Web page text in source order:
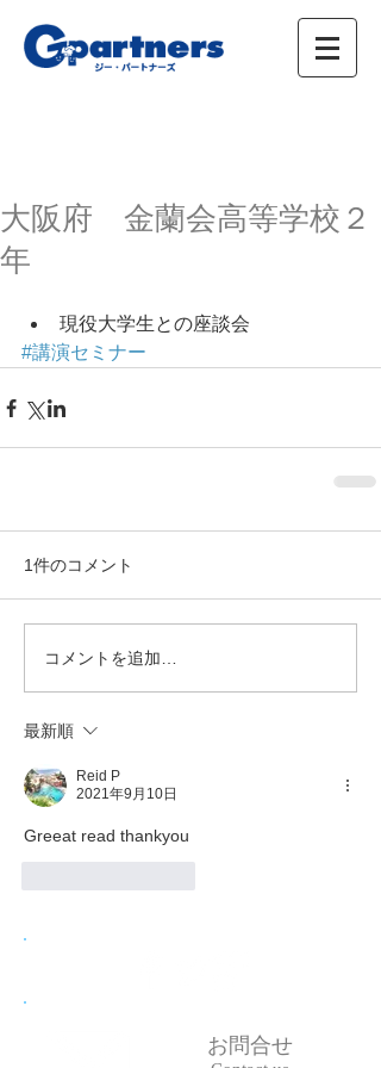
大阪府 金蘭会高等学校２
年
現役大学生との座談会
#講演セミナー
1件のコメント
コメントを追加…
最新順
Reid P
2021年9月10日
Greeat read thankyou
お問合せ